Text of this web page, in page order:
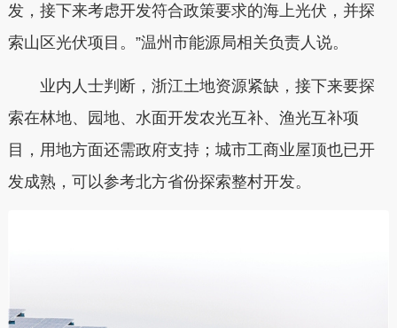
发，接下来考虑开发符合政策要求的海上光伏，并探
索山区光伏项目。”温州市能源局相关负责人说。
业内人士判断，浙江土地资源紧缺，接下来要探
索在林地、园地、水面开发农光互补、渔光互补项
目，用地方面还需政府支持；城市工商业屋顶也已开
发成熟，可以参考北方省份探索整村开发。